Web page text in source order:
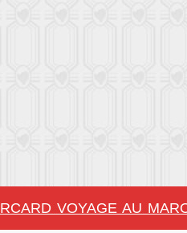
VOYAGE AU